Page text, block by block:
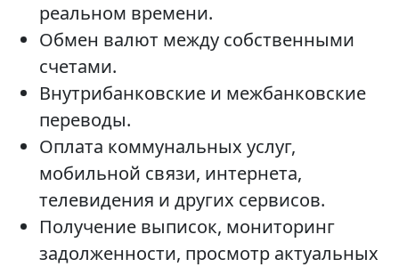
реальном времени.
Обмен валют между собственными
счетами.
Внутрибанковские и межбанковские
переводы.
Оплата коммунальных услуг,
мобильной связи, интернета,
телевидения и других сервисов.
Получение выписок, мониторинг
задолженности, просмотр актуальных